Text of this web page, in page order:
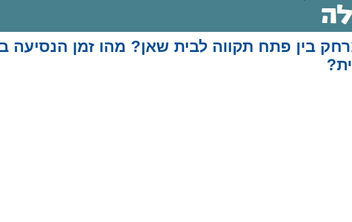
בין פתח תקווה לבית שאן? מהו זמן הנסיעה